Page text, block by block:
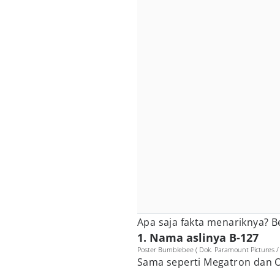
Apa saja fakta menariknya?
1. Nama aslinya B-127
Poster Bumblebee ( Dok. Paramount Pictures
Sama seperti Megatron dan